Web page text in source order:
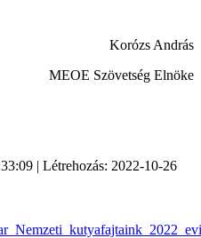
Korózs András
MEOE Szövetség Elnöke
| Létrehozás: 2022-10-26